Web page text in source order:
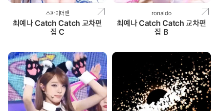
스파이더맨
최예나 Catch Catch 교차편
집 C
ronaldo
최예나 Catch Catch 교차편
집 B